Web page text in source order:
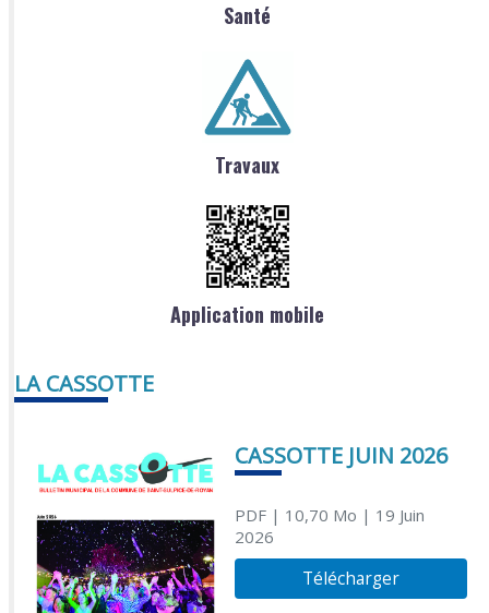
Santé
Travaux
Application mobile
LA CASSOTTE
CASSOTTE JUIN 2026
PDF| 10,70 Mo | 19 Juin
2026
Télécharger